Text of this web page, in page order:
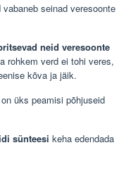
seinad veresoonte
neid veresoonte
rohkem verd ei tohi veres,
kõva ja jäik.
üks peamisi põhjuseid
sünteesi keha edendada